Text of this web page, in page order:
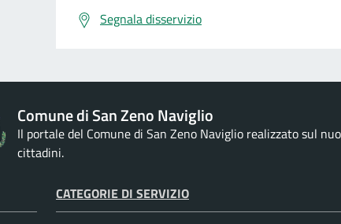
Segnala disservizio
Comune di San Zeno Naviglio
Il portale del Comune di San Zeno Naviglio realizzato sul
cittadini.
CATEGORIE DI SERVIZIO